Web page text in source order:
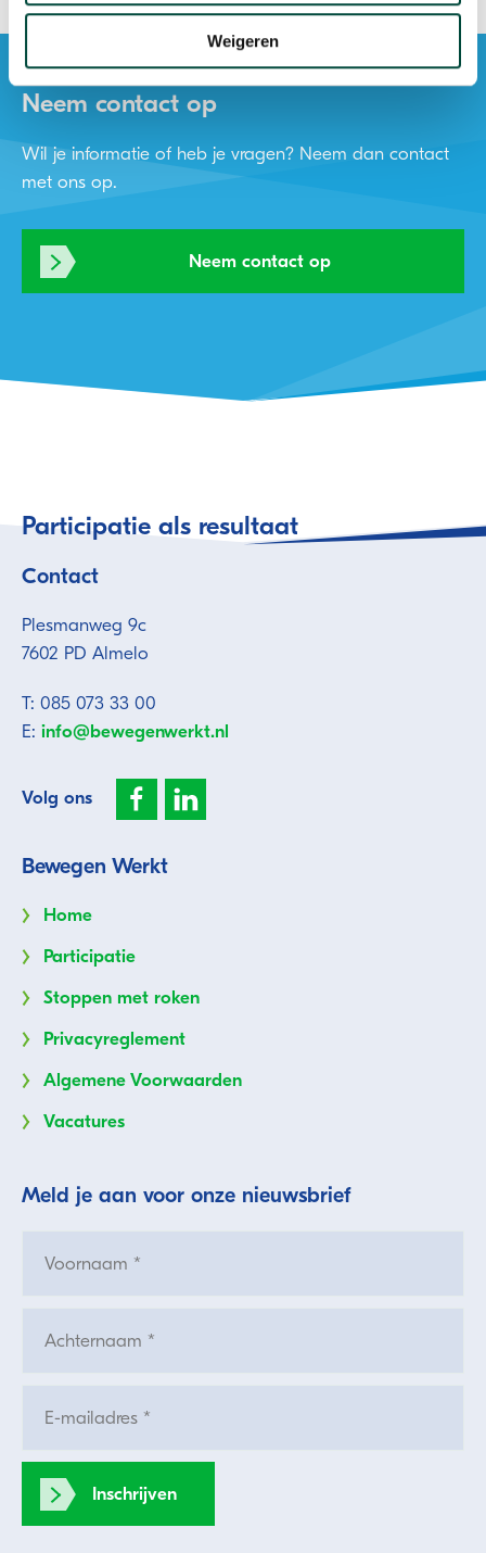
Weigeren
Neem contact op
Wil je informatie of heb je vragen? Neem dan contact
met ons op.
Neem contact op
Participatie als resultaat
Contact
Plesmanweg 9c
7602 PD Almelo
T: 085 073 33 00
E: info@bewegenwerkt.nl
Volg ons
Bewegen Werkt
Home
Participatie
Stoppen met roken
Privacyreglement
Algemene Voorwaarden
Vacatures
Meld je aan voor onze nieuwsbrief
Inschrijven